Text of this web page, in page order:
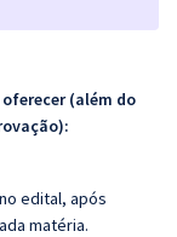
(além do
edital, após
matéria.